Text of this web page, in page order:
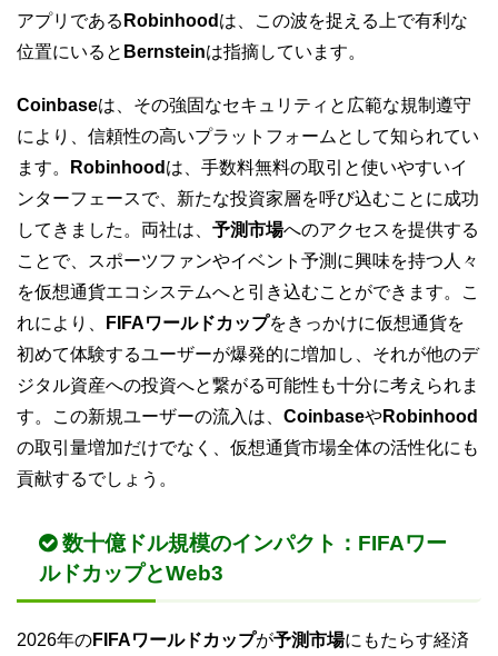
アプリである Robinhood は、この波を捉える上で有利な
位置にいると Bernsteinは指摘しています。
Coinbaseは、その強固なセキュリティと広範な規制遵守
により、信頼性の高いプラットフォームとして知られてい
ます。
Robinhood は、手数料無料の取引と使いやすいイ
ンターフェースで、新たな投資家層を呼び込むことに成功
してきました。両社は、 予測市場へのアクセスを提供する
ことで、スポーツファンやイベント予測に興味を持つ人々
を仮想通貨エコシステムへと引き込むことができます。こ
れにより、
FIFAワールドカップをきっかけに仮想通貨を
初めて体験するユーザーが爆発的に増加し、それが他のデ
ジタル資産への投資へと繋がる可能性も十分に考えられま
す。この新規ユーザーの流入は、 CoinbaseやRobinhood
の取引量増加だけでなく、仮想通貨市場全体の活性化にも
貢献するでしょう。
数十億ドル規模のインパクト：FIFAワー
ルドカップとWeb3
2026年のFIFAワールドカップが予測市場にもたらす経済